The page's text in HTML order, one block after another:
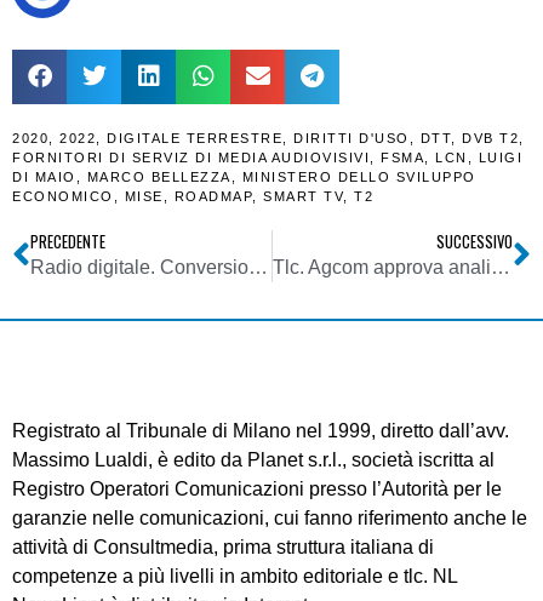
2020 2022 DIGITALE TERRESTRE DIRITTI D'USO DTT DVB T2
FORNITORI DI SERVIZ DI MEDIA AUDIOVISIVI
FSMA LCN
LUIGI
DI MAIO
MARCO BELLEZZA
MINISTERO DELLO SVILUPPO
ECONOMICO
MISE ROADMAP SMART TV, T2
PRECEDENTE
Radio digitale. Conversione in legge DL 32/2019: e’ guerra su obbligo o meno interfaccia per ricezione radio digitale su veicoli commerciali (categoria N)
SUCCESSIVO
Tlc. Agcom approva analisi di mercato su sviluppo reti ad alta capacita’ per notifica alla Commissione europea
Registrato al Tribunale di Milano nel 1999, diretto dall’avv.
Massimo Lualdi, è edito da Planet s.r.l., società iscritta al
Registro Operatori Comunicazioni presso l’Autorità per le
garanzie nelle comunicazioni, cui fanno riferimento anche le
attività di Consultmedia, prima struttura italiana di
competenze a più livelli in ambito editoriale e tlc. NL